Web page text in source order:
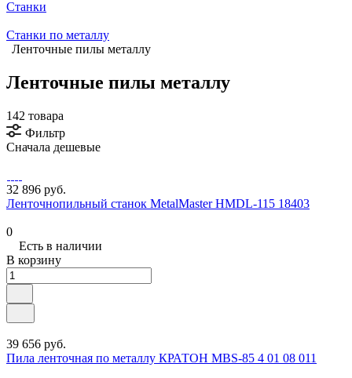
Станки
Станки по металлу
Ленточные пилы металлу
Ленточные пилы металлу
142 товара
Фильтр
Сначала дешевые
32 896 руб.
Ленточнопильный станок MetalMaster HMDL-115 18403
0
Есть в наличии
В корзину
39 656 руб.
Пила ленточная по металлу КРАТОН MBS-85 4 01 08 011